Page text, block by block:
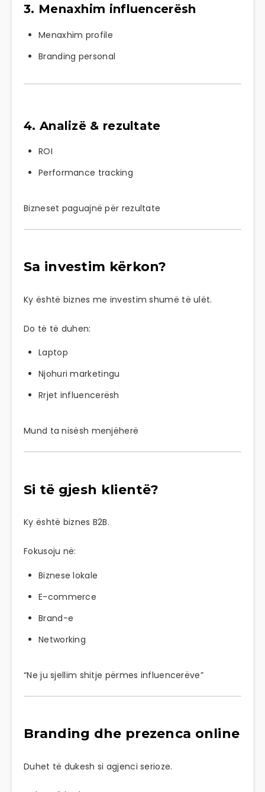
3. Menaxhim influencerësh
Menaxhim profile
Branding personal
4. Analizë & rezultate
ROI
Performance tracking
Bizneset paguajnë për rezultate
Sa investim kërkon?
Ky është biznes me investim shumë të ulët.
Do të të duhen:
Laptop
Njohuri marketingu
Rrjet influencerësh
Mund ta nisësh menjëherë
Si të gjesh klientë?
Ky është biznes B2B.
Fokusoju në:
Biznese lokale
E-commerce
Brand-e
Networking
“Ne ju sjellim shitje përmes influencerëve”
Branding dhe prezenca online
Duhet të dukesh si agjenci serioze.